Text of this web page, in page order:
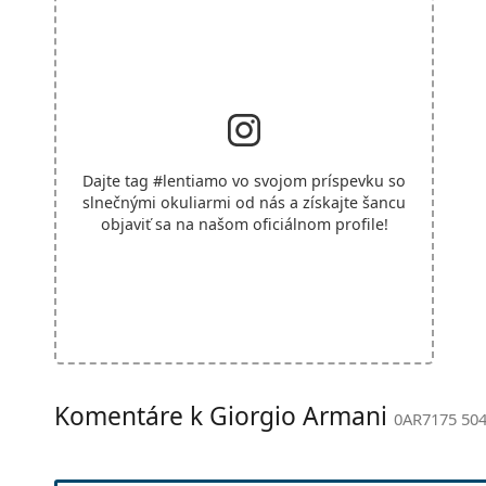
Dajte tag #lentiamo vo svojom príspevku so
slnečnými okuliarmi od nás a získajte šancu
objaviť sa na našom oficiálnom profile!
Komentáre k Giorgio Armani 0AR7175